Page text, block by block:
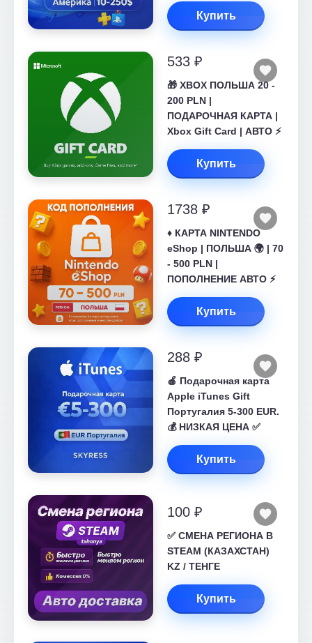
Купить
533 ₽
🎁 XBOX ПОЛЬША 20 -
200 PLN |
ПОДАРОЧНАЯ КАРТА |
Xbox Gift Card | АВТО ⚡
Купить
1738 ₽
♦️ КАРТА NINTENDO
eShop | ПОЛЬША 🌍 | 70
- 500 PLN |
ПОПОЛНЕНИЕ АВТО ⚡
Купить
288 ₽
🍎 Подарочная карта
Apple iTunes Gift
Португалия 5-300 EUR.
💰 НИЗКАЯ ЦЕНА ✅
Купить
100 ₽
✅ СМЕНА РЕГИОНА В
STEAM (КАЗАХСТАН)
KZ / ТЕНГЕ
Купить